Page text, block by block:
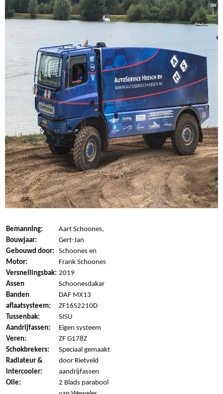
Bemanning:
Bouwjaar:
Gebouwd door:
Motor:
Versnellingsbak:
Assen
Banden
aflaatsysteem:
Tussenbak:
Aandrijfassen:
Veren:
Schokbrekers:
Radiateur &
intercooler:
Olie:
Aart Schoones,
Gert-Jan
Schoones en
Frank Schoones
2019
Schoonesdakar
DAF MX13
ZF16S2210D
SISU
Eigen systeem
ZF G178Z
Speciaal gemaakt
door Rietveld
aandrijfassen
2 Blads parabool